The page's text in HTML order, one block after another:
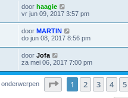
door haagie
vr jun 09, 2017 3:57 pm
door MARTIN
do jun 08, 2017 8:56 pm
door Jofa
za mei 06, 2017 7:00 pm
onderwerpen Pagina1 van 26
1 2 3 4 5